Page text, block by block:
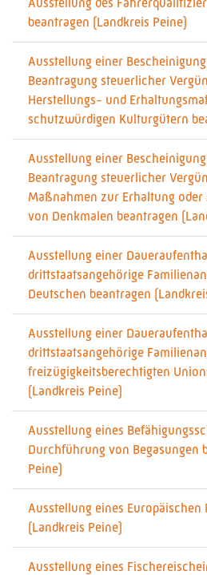
beantragen (Landkreis Peine)
Ausstellung einer
Beantragung steuerlicher
Herstellungs- und
schutzwürdigen Kulturgütern
Ausstellung einer
Beantragung steuerlicher
Maßnahmen zur Erhaltung
von Denkmalen beantragen
Ausstellung einer
drittstaatsangehörige
Deutschen beantragen
Ausstellung einer
drittstaatsangehörige
freizügigkeitsberechtigten
(Landkreis Peine)
Ausstellung eines
Durchführung von Begasungen
Peine)
Ausstellung eines Europäischen
(Landkreis Peine)
Ausstellung eines